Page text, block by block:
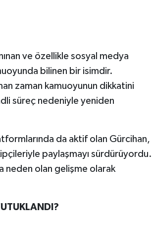
ve özellikle sosyal medya
bilinen bir isimdir.
zaman kamuoyunun dikkatini
süreç nedeniyle yeniden
da aktif olan Gürcihan,
paylaşmayı sürdürüyordu.
neden olan gelişme olarak